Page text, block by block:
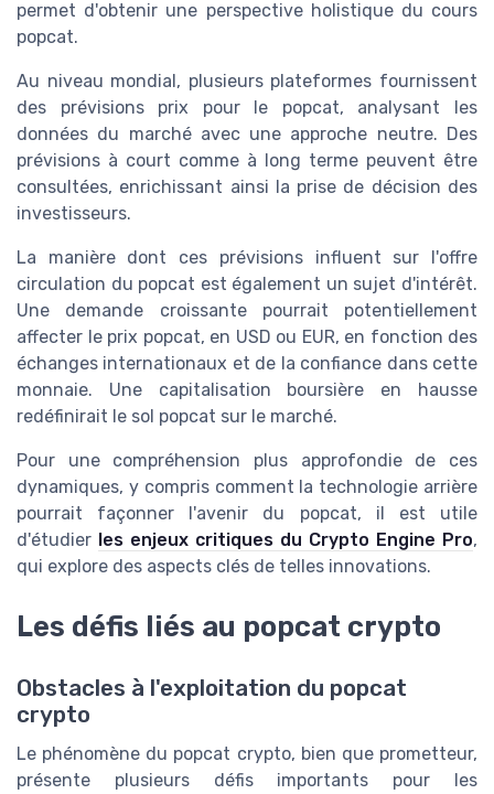
permet d'obtenir une perspective holistique du cours
popcat.
Au niveau mondial, plusieurs plateformes fournissent
des prévisions prix pour le popcat, analysant les
données du marché avec une approche neutre. Des
prévisions à court comme à long terme peuvent être
consultées, enrichissant ainsi la prise de décision des
investisseurs.
La manière dont ces prévisions influent sur l'offre
circulation du popcat est également un sujet d'intérêt.
Une demande croissante pourrait potentiellement
affecter le prix popcat, en USD ou EUR, en fonction des
échanges internationaux et de la confiance dans cette
monnaie. Une capitalisation boursière en hausse
redéfinirait le sol popcat sur le marché.
Pour une compréhension plus approfondie de ces
dynamiques, y compris comment la technologie arrière
pourrait façonner l'avenir du popcat, il est utile
d'étudier les enjeux critiques du Crypto Engine Pro,
qui explore des aspects clés de telles innovations.
Les défis liés au popcat crypto
Obstacles à l'exploitation du popcat
crypto
Le phénomène du popcat crypto, bien que prometteur,
présente plusieurs défis importants pour les